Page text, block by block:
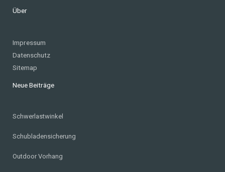
Über
Impressum
Datenschutz
Sitemap
Neue Beiträge
Schwerlastwinkel
Schubladensicherung
Outdoor Vorhang